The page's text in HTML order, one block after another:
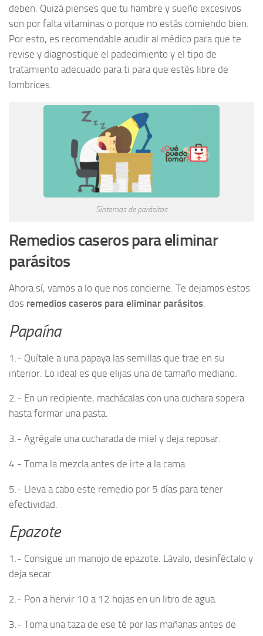
deben. Quizá pienses que tu hambre y sueño excesivos
son por falta vitaminas o porque no estás comiendo bien.
Por esto, es recomendable acudir al médico para que te
revise y diagnostique el padecimiento y el tipo de
tratamiento adecuado para ti para que estés libre de
lombrices.
Síntomas de parásitos
Remedios caseros para eliminar
parásitos
Ahora sí, vamos a lo que nos concierne. Te dejamos estos
dos remedios caseros para eliminar parásitos
Papaína
1.- Quítale a una papaya las semillas que trae en su
interior. Lo ideal es que elijas una de tamaño mediano.
2.- En un recipiente, machácalas con una cuchara sopera
hasta formar una pasta.
3.- Agrégale una cucharada de miel y deja reposar.
4.- Toma la mezcla antes de irte a la cama.
5.- Lleva a cabo este remedio por 5 días para tener
efectividad.
Epazote
1.- Consigue un manojo de epazote. Lávalo, desinféctalo y
deja secar.
2.- Pon a hervir 10 a 12 hojas en un litro de agua.
3.- Toma una taza de ese té por las mañanas antes de